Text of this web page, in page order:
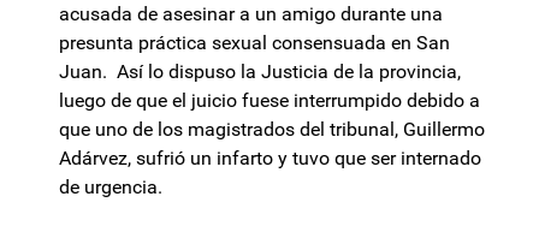
acusada de asesinar a un amigo durante una
presunta práctica sexual consensuada en San
Juan. Así lo dispuso la Justicia de la provincia,
luego de que el juicio fuese interrumpido debido a
que uno de los magistrados del tribunal, Guillermo
Adárvez, sufrió un infarto y tuvo que ser internado
de urgencia.